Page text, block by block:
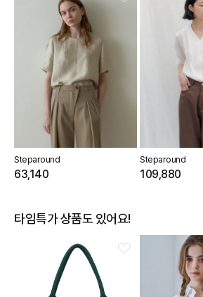
Steparound
63,140
Steparound
109,880
타임특가 상품도 있어요!